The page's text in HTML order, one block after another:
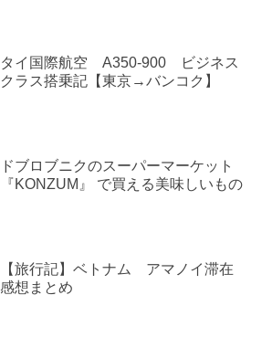
タイ国際航空 A350-900 ビジネス
クラス搭乗記【東京→バンコク】
ドブロブニクのスーパーマーケット
『KONZUM』 で買える美味しいもの
【旅行記】ベトナム アマノイ滞在
感想まとめ